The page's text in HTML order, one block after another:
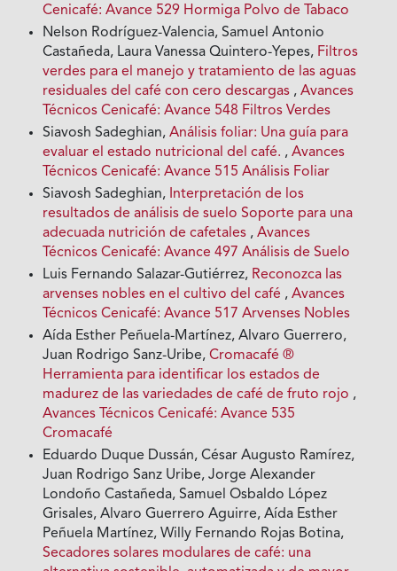
Cenicafé: Avance 529 Hormiga Polvo de Tabaco
Nelson Rodríguez-Valencia, Samuel Antonio
Castañeda, Laura Vanessa Quintero-Yepes, Filtros
verdes para el manejo y tratamiento de las aguas
residuales del café con cero descargas ,Avances
Técnicos Cenicafé: Avance 548 Filtros Verdes
Siavosh Sadeghian,Análisis foliar: Una guía para
evaluar el estado nutricional del café. ,Avances
Técnicos Cenicafé: Avance 515 Análisis Foliar
Siavosh Sadeghian, Interpretación de los
resultados de análisis de suelo Soporte para una
adecuada nutrición de cafetales ,Avances
Técnicos Cenicafé: Avance 497 Análisis de Suelo
Luis Fernando Salazar-Gutiérrez, Reconozca las
arvenses nobles en el cultivo del café ,Avances
Técnicos Cenicafé: Avance 517 Arvenses Nobles
Aída Esther Peñuela-Martínez, Alvaro Guerrero,
Juan Rodrigo Sanz-Uribe,Cromacafé ®
Herramienta para identificar los estados de
madurez de las variedades de café de fruto rojo ,
Avances Técnicos Cenicafé: Avance 535
Cromacafé
Eduardo Duque Dussán, César Augusto Ramírez,
Juan Rodrigo Sanz Uribe, Jorge Alexander
Londoño Castañeda, Samuel Osbaldo López
Grisales, Alvaro Guerrero Aguirre, Aída Esther
Peñuela Martínez, Willy Fernando Rojas Botina,
Secadores solares modulares de café: una